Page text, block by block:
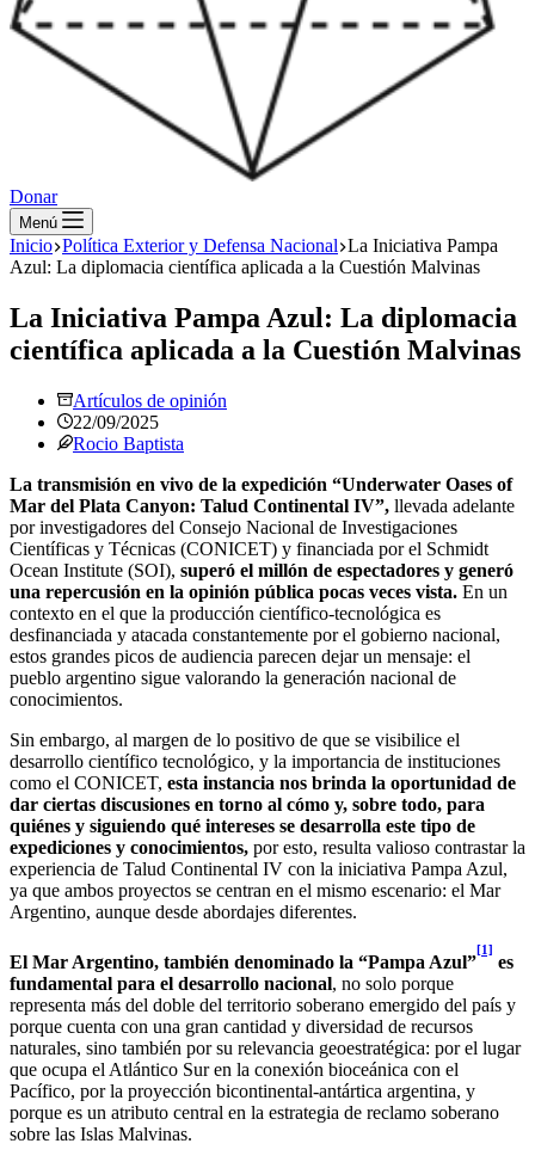
Donar
Menú
Inicio Política Exterior y Defensa Nacional La Iniciativa Pampa
Azul: La diplomacia científica aplicada a la Cuestión Malvinas
La Iniciativa Pampa Azul: La diplomacia
científica aplicada a la Cuestión Malvinas
Artículos de opinión
22/09/2025
Rocio Baptista
La transmisión en vivo de la expedición “Underwater Oases of
Mar del Plata Canyon: Talud Continental IV”, llevada adelante
por investigadores del Consejo Nacional de Investigaciones
Científicas y Técnicas (CONICET) y financiada por el Schmidt
Ocean Institute (SOI), superó el millón de espectadores y generó
una repercusión en la opinión pública pocas veces vista. En un
contexto en el que la producción científico-tecnológica es
desfinanciada y atacada constantemente por el gobierno nacional,
estos grandes picos de audiencia parecen dejar un mensaje: el
pueblo argentino sigue valorando la generación nacional de
conocimientos.
Sin embargo, al margen de lo positivo de que se visibilice el
desarrollo científico tecnológico, y la importancia de instituciones
como el CONICET, esta instancia nos brinda la oportunidad de
dar ciertas discusiones en torno al cómo y, sobre todo, para
quiénes y siguiendo qué intereses se desarrolla este tipo de
expediciones y conocimientos, por esto, resulta valioso contrastar la
experiencia de Talud Continental IV con la iniciativa Pampa Azul,
ya que ambos proyectos se centran en el mismo escenario: el Mar
Argentino, aunque desde abordajes diferentes.
El Mar Argentino, también denominado la “Pampa Azul”
[1]
es
fundamental para el desarrollo nacional, no solo porque
representa más del doble del territorio soberano emergido del país y
porque cuenta con una gran cantidad y diversidad de recursos
naturales, sino también por su relevancia geoestratégica: por el lugar
que ocupa el Atlántico Sur en la conexión bioceánica con el
Pacífico, por la proyección bicontinental-antártica argentina, y
porque es un atributo central en la estrategia de reclamo soberano
sobre las Islas Malvinas.